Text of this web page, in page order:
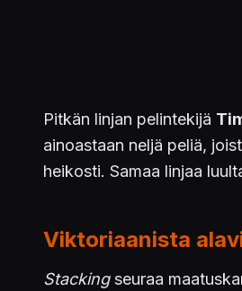
Pitkän linjan pelintekijä
ainoastaan neljä peliä,
heikosti. Samaa linjaa
Viktoriaanista
Stackingseuraa